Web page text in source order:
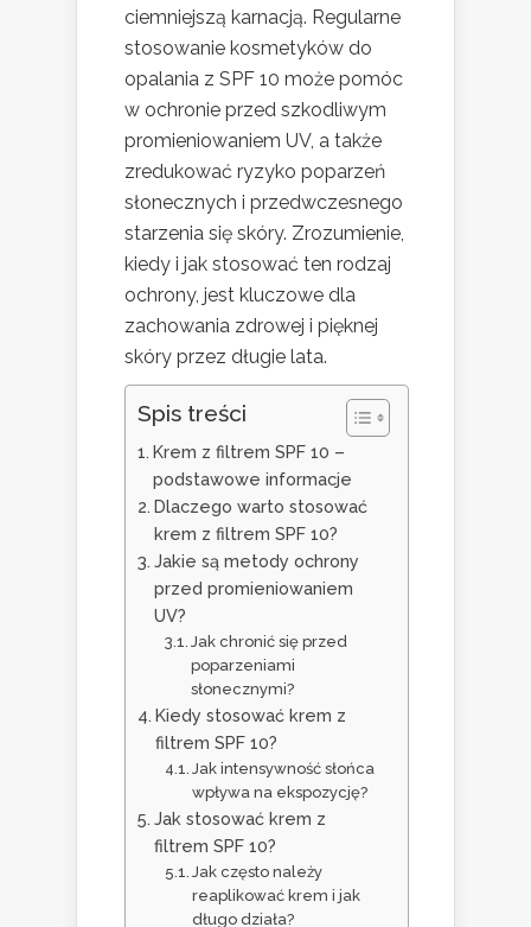
ciemniejszą karnacją. Regularne
stosowanie kosmetyków do
opalania z SPF 10 może pomóc
w ochronie przed szkodliwym
promieniowaniem UV, a także
zredukować ryzyko poparzeń
słonecznych i przedwczesnego
starzenia się skóry. Zrozumienie,
kiedy i jak stosować ten rodzaj
ochrony, jest kluczowe dla
zachowania zdrowej i pięknej
skóry przez długie lata.
Spis treści
Krem z filtrem SPF 10 –
podstawowe informacje
Dlaczego warto stosować
krem z filtrem SPF 10?
Jakie są metody ochrony
przed promieniowaniem
UV?
Jak chronić się przed
poparzeniami
słonecznymi?
Kiedy stosować krem z
filtrem SPF 10?
Jak intensywność słońca
wpływa na ekspozycję?
Jak stosować krem z
filtrem SPF 10?
Jak często należy
reaplikować krem i jak
długo działa?